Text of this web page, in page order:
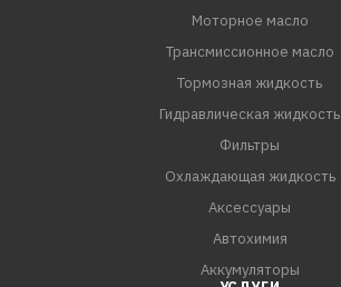
Моторное масло
Трансмиссионное масло
Тормозная жидкость
Гидравлическая жидкость
Фильтры
Охлаждающая жидкость
Аксессуары
Автохимия
Аккумуляторы